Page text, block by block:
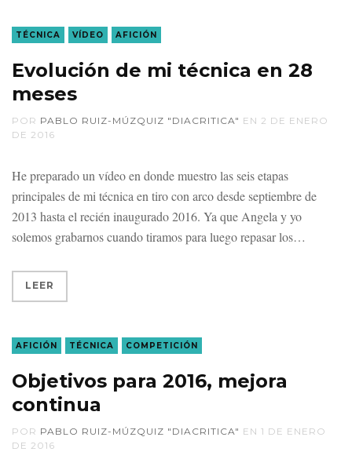
TÉCNICA VÍDEO AFICIÓN
Evolución de mi técnica en 28
meses
POR PABLO RUIZ-MÚZQUIZ "DIACRITICA" EN 2 DE ENERO
DE 2016
He preparado un vídeo en donde muestro las seis etapas
principales de mi técnica en tiro con arco desde septiembre de
2013 hasta el recién inaugurado 2016. Ya que Angela y yo
solemos grabarnos cuando tiramos para luego repasar los
LEER
AFICIÓN TÉCNICA COMPETICIÓN
Objetivos para 2016, mejora
continua
POR PABLO RUIZ-MÚZQUIZ "DIACRITICA" EN 1 DE ENERO
DE 2016